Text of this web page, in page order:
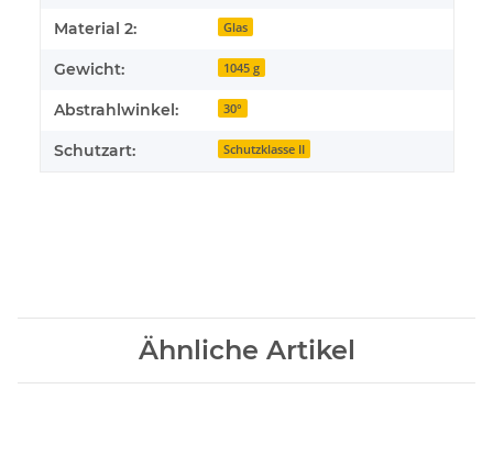
Material 2: Glas
Gewicht: 1045 g
Abstrahlwinkel: 30°
Schutzart: Schutzklasse II
Ähnliche Artikel